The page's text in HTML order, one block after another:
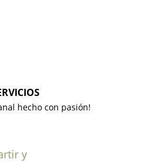
hecho con pasión!
y